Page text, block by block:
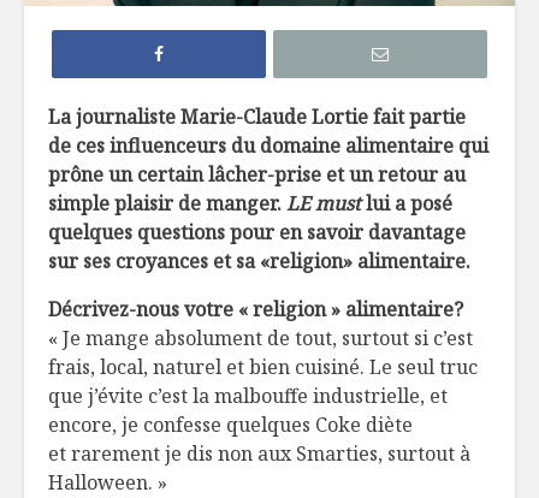
La journaliste Marie-Claude Lortie fait partie
de ces influenceurs du domaine alimentaire qui
prône un certain lâcher-prise et un retour au
simple plaisir de manger.LE mustlui a posé
quelques questions pour en savoir davantage
sur ses croyances et sa «religion» alimentaire.
Décrivez-nous votre « religion » alimentaire?
« Je mange absolument de tout, surtout si c’est
frais, local, naturel et bien cuisiné. Le seul truc
que j’évite c’est la malbouffe industrielle, et
encore, je confesse quelques Coke diète
et rarement je dis non aux Smarties, surtout à
Halloween. »
nutritionniste, et
Patrice Godin,
Les routes du cœur
de Jérôme Ferrer
Molson, brasseur
de fierté depuis
230 ans!
Ferme
Les
Bûche de Noël au
chocolat
Maison